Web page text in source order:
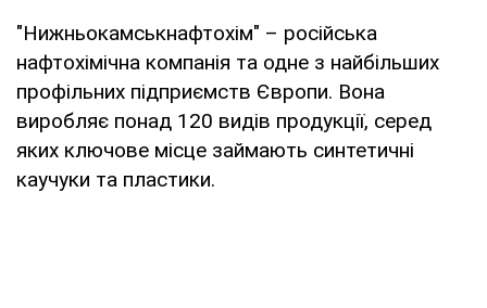
"Нижньокамськнафтохім" – російська
нафтохімічна компанія та одне з найбільших
профільних підприємств Європи. Вона
виробляє понад 120 видів продукції, серед
яких ключове місце займають синтетичні
каучуки та пластики.